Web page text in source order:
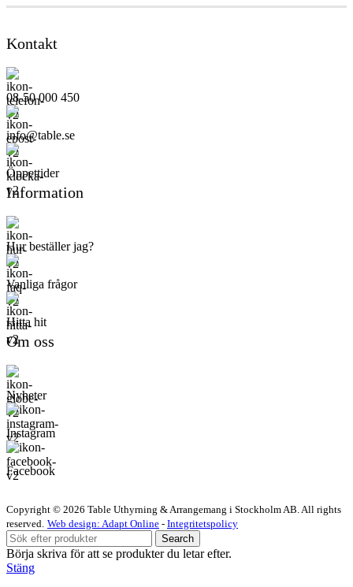
Kontakt
08-50 000 450
info@table.se
Öppettider
Information
Hur beställer jag?
Vanliga frågor
Hitta hit
Om oss
Nyheter
Instagram
Facebook
Copyright © 2026 Table Uthyrning & Arrangemang i Stockholm AB. All rights
reserved​​. Web design: Adapt Online - Integritetspolicy
Search
Börja skriva för att se produkter du letar efter.
Stäng